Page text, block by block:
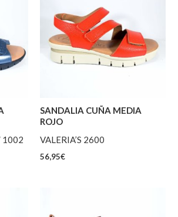
1002
SANDALIA CUÑA MEDIA
ROJO
VALERIA’S 2600
56,95€